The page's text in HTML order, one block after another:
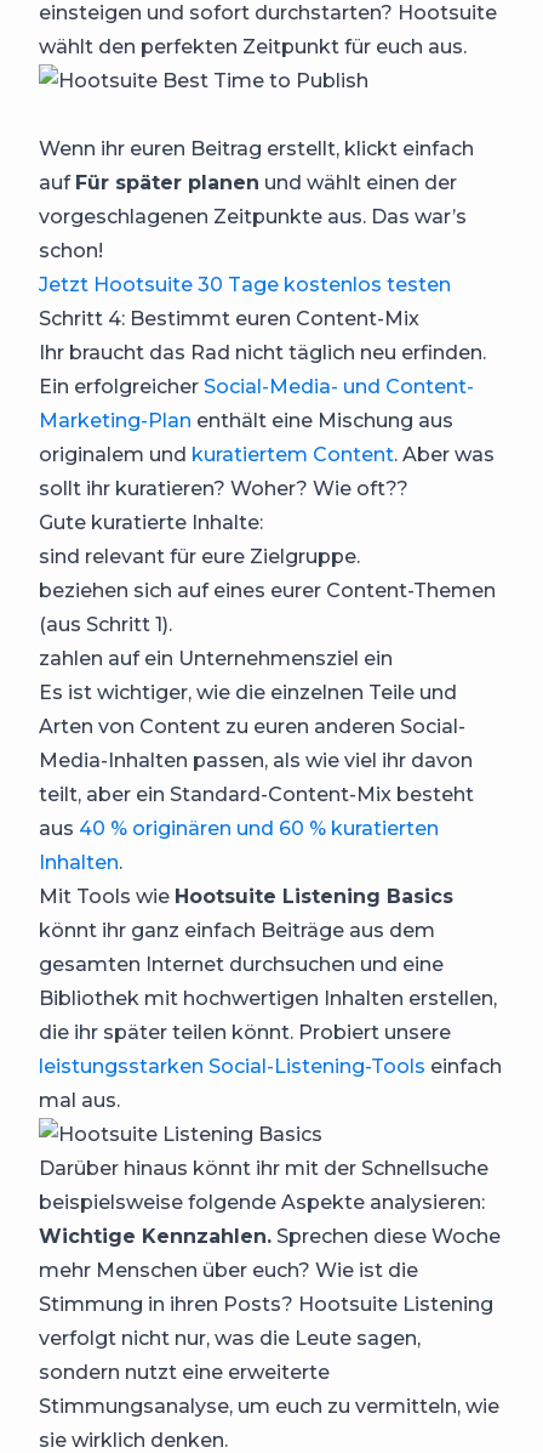
einsteigen und sofort durchstarten? Hootsuite
wählt den perfekten Zeitpunkt für euch aus.
Wenn ihr euren Beitrag erstellt, klickt einfach
auf Für später planen und wählt einen der
vorgeschlagenen Zeitpunkte aus. Das war’s
schon!
Jetzt Hootsuite 30 Tage kostenlos testen
Schritt 4: Bestimmt euren Content-Mix
Ihr braucht das Rad nicht täglich neu erfinden.
Ein erfolgreicher Social-Media- und Content-
Marketing-Plan enthält eine Mischung aus
originalem und kuratiertem Content. Aber was
sollt ihr kuratieren? Woher? Wie oft??
Gute kuratierte Inhalte:
sind relevant für eure Zielgruppe.
beziehen sich auf eines eurer Content-Themen
(aus Schritt 1).
zahlen auf ein Unternehmensziel ein
Es ist wichtiger, wie die einzelnen Teile und
Arten von Content zu euren anderen Social-
Media-Inhalten passen, als wie viel ihr davon
teilt, aber ein Standard-Content-Mix besteht
aus 40 % originären und 60 % kuratierten
Inhalten.
Mit Tools wie Hootsuite Listening Basics
könnt ihr ganz einfach Beiträge aus dem
gesamten Internet durchsuchen und eine
Bibliothek mit hochwertigen Inhalten erstellen,
die ihr später teilen könnt. Probiert unsere
leistungsstarken Social-Listening-Tools einfach
mal aus.
Darüber hinaus könnt ihr mit der Schnellsuche
beispielsweise folgende Aspekte analysieren:
Wichtige Kennzahlen. Sprechen diese Woche
mehr Menschen über euch? Wie ist die
Stimmung in ihren Posts? Hootsuite Listening
verfolgt nicht nur, was die Leute sagen,
sondern nutzt eine erweiterte
Stimmungsanalyse, um euch zu vermitteln, wie
sie wirklich denken.